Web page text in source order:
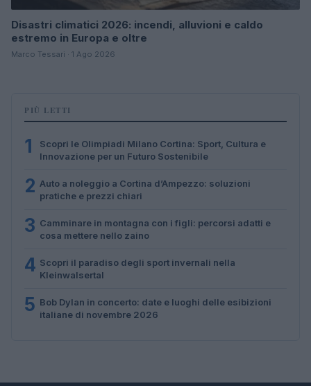
Disastri climatici 2026: incendi, alluvioni e caldo
estremo in Europa e oltre
Marco Tessari · 1 Ago 2026
PIÙ LETTI
1
Scopri le Olimpiadi Milano Cortina: Sport, Cultura e
Innovazione per un Futuro Sostenibile
2 Auto a noleggio a Cortina d’Ampezzo: soluzioni
pratiche e prezzi chiari
3 Camminare in montagna con i figli: percorsi adatti e
cosa mettere nello zaino
4 Scopri il paradiso degli sport invernali nella
Kleinwalsertal
5 Bob Dylan in concerto: date e luoghi delle esibizioni
italiane di novembre 2026